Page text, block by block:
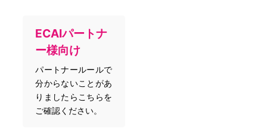
ECAIパートナ
ー様向け
パートナールールで
分からないことがあ
りましたらこちらを
ご確認ください。